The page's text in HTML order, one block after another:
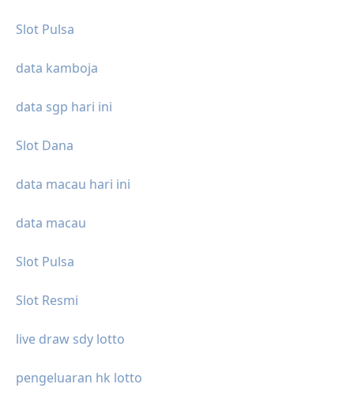
Slot Pulsa
data kamboja
data sgp hari ini
Slot Dana
data macau hari ini
data macau
Slot Pulsa
Slot Resmi
live draw sdy lotto
pengeluaran hk lotto